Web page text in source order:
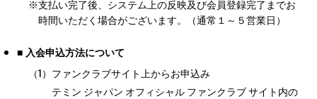
※支払い完了後、システム上の反映及び会員登録完了までお
時間いただく場合がございます。（通常１～５営業日）
■ 入会申込方法について
（1） ファンクラブサイト上からお申込み
テミン ジャパン オフィシャル ファンクラブ サイト内の